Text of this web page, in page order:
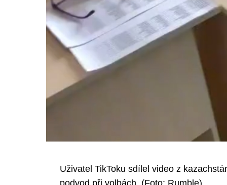
Uživatel TikToku sdílel video z